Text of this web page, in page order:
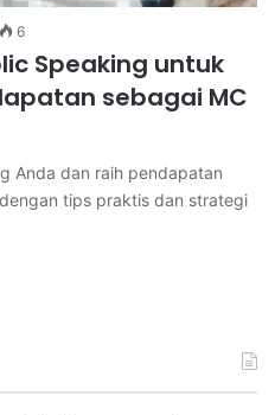
6
Speaking untuk
sebagai MC
Anda dan raih pendapatan
tips praktis dan strategi